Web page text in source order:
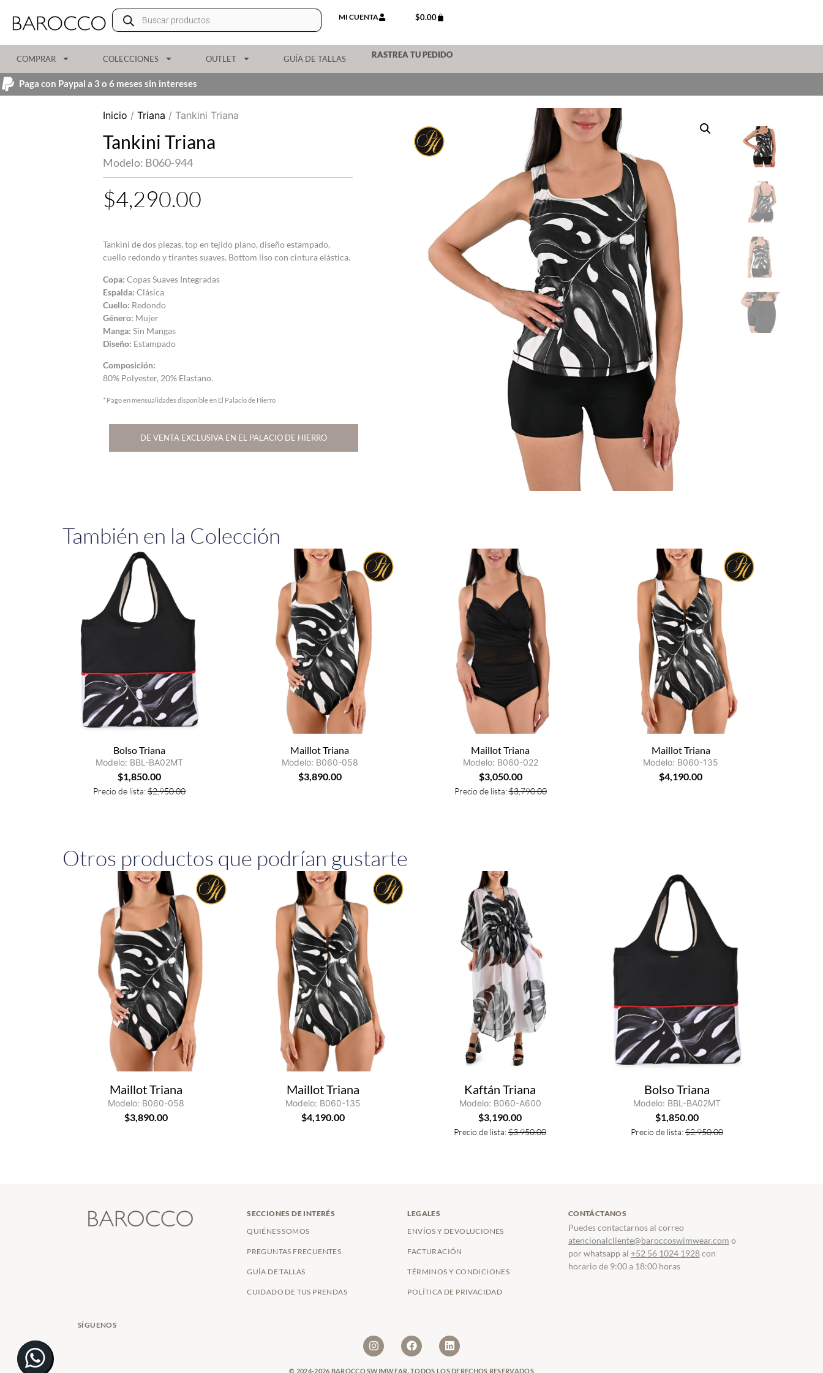
MI CUENTA $0.00
COMPRAR COLECCIONES OUTLET GUÍA DE TALLAS RASTREA TU PEDIDO
Paga con Paypal a 3 o 6 meses sin intereses
Inicio / Triana / Tankini Triana
Tankini Triana
Modelo: B060-944
$4,290.00
Tankini de dos piezas, top en tejido plano, diseño estampado,
cuello redondo y tirantes suaves. Bottom liso con cintura elástica.
Copa: Copas Suaves Integradas
Espalda: Clásica
Cuello: Redondo
Género: Mujer
Manga: Sin Mangas
Diseño: Estampado
Composición:
80% Polyester, 20% Elastano.
* Pago en mensualidades disponible en El Palacio de Hierro
DE VENTA EXCLUSIVA EN EL PALACIO DE HIERRO
También en la Colección
Bolso Triana
Modelo: BBL-BA02MT
$1,850.00
Precio de lista:$2,950.00
Maillot Triana
Modelo: B060-058
$3,890.00
Maillot Triana
Modelo: B060-022
$3,050.00
Precio de lista:$3,790.00
Maillot Triana
Modelo: B060-135
$4,190.00
Otros productos que podrían gustarte
Maillot Triana
Modelo: B060-058
$3,890.00
Maillot Triana
Modelo: B060-135
$4,190.00
Kaftán Triana
Modelo: B060-A600
$3,190.00
Precio de lista:$3,950.00
Bolso Triana
Modelo: BBL-BA02MT
$1,850.00
Precio de lista:$2,950.00
SECCIONES DE INTERÉS
QUIÉNES SOMOS
PREGUNTAS FRECUENTES
GUÍA DE TALLAS
CUIDADO DE TUS PRENDAS
LEGALES
ENVÍOS Y DEVOLUCIONES
FACTURACIÓN
TÉRMINOS Y CONDICIONES
POLÍTICA DE PRIVACIDAD
CONTÁCTANOS
Puedes contactarnos al correo
atencionalcliente@baroccoswimwear.com o
por whatsapp al +52 56 1024 1928con
horario de 9:00 a 18:00 horas
SÍGUENOS
© 2024-2026 BAROCCO SWIMWEAR. TODOS LOS DERECHOS RESERVADOS